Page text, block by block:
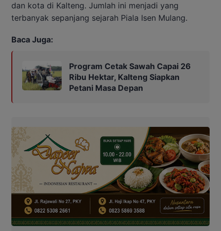
dan kota di Kalteng. Jumlah ini menjadi yang
terbanyak sepanjang sejarah Piala Isen Mulang.
Baca Juga:
Program Cetak Sawah Capai 26
Ribu Hektar, Kalteng Siapkan
Petani Masa Depan